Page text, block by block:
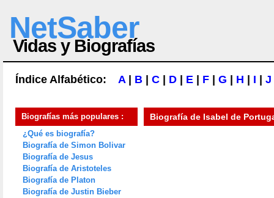
NetSaber
Vidas y Biografías
Índice Alfabético: A| B C D E F G H I J
Biografías más populares :
¿Qué es biografía?
Biografía de Simon Bolivar
Biografía de Jesus
Biografía de Aristoteles
Biografía de Platon
Biografía de Justin Bieber
Biografía de Isabel de